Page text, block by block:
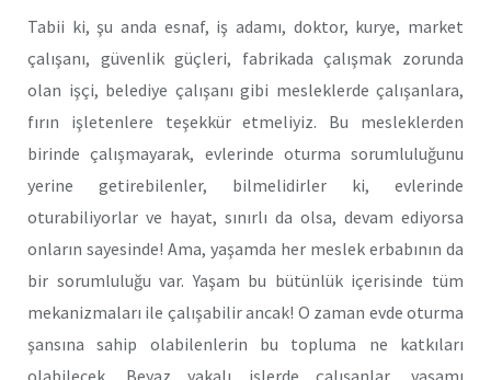
Tabii ki, şu anda esnaf, iş adamı, doktor, kurye, market
çalışanı, güvenlik güçleri, fabrikada çalışmak zorunda
olan işçi, belediye çalışanı gibi mesleklerde çalışanlara,
fırın işletenlere teşekkür etmeliyiz. Bu mesleklerden
birinde çalışmayarak, evlerinde oturma sorumluluğunu
yerine getirebilenler, bilmelidirler ki, evlerinde
oturabiliyorlar ve hayat, sınırlı da olsa, devam ediyorsa
onların sayesinde! Ama, yaşamda her meslek erbabının da
bir sorumluluğu var. Yaşam bu bütünlük içerisinde tüm
mekanizmaları ile çalışabilir ancak! O zaman evde oturma
şansına sahip olabilenlerin bu topluma ne katkıları